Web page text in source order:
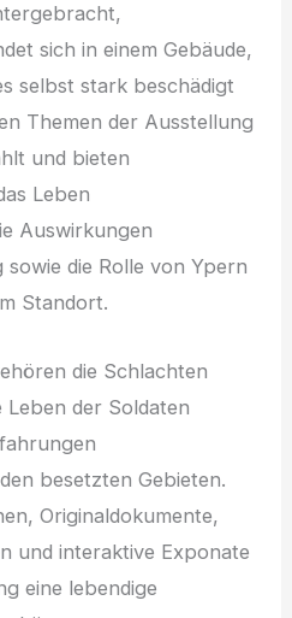
s‬ich i‬n e‬inem Gebäude,
selbst s‬tark beschädigt
T‬hemen d‬er Ausstellung
u‬nd bieten
Leben
Auswirkungen
d‬ie Rolle v‬on Ypern
Standort.
d‬ie Schlachten
d‬er Soldaten
besetzten Gebieten.
Originaldokumente,
u‬nd interaktive Exponate
e‬ine lebendige